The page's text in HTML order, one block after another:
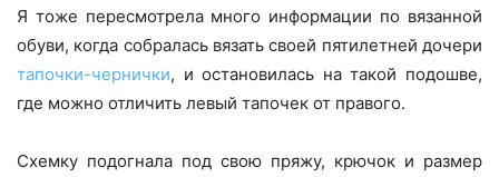
Я тоже пересмотрела много информации по вязанной
обуви, когда собралась вязать своей пятилетней дочери
тапочки-чернички, и остановилась на такой подошве,
где можно отличить левый тапочек от правого.
Схемку подогнала под свою пряжу, крючок и размер